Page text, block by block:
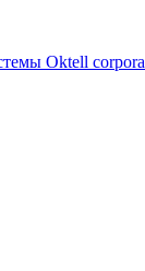
Oktell